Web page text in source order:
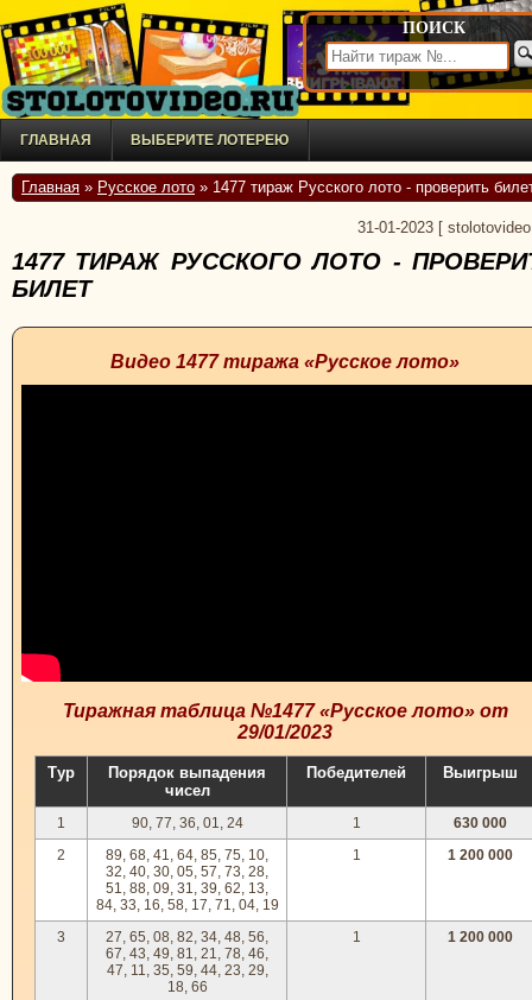
ПОИСК
ГЛАВНАЯ ВЫБЕРИТЕ ЛОТЕРЕЮ
Главная » Русское лото » 1477 тираж Русского лото - проверить
31-01-2023
1477 ТИРАЖ РУССКОГО ЛОТО -
БИЛЕТ
Видео 1477 тиража «Русское лото»
Тиражная таблица №1477 «Русское лото» от
29/01/2023
Тур
Порядок выпадения
чисел
Победителей Выигрыш
1 90, 77, 36, 01, 24 1
630 000
2
89, 68, 41, 64, 85, 75, 10,
32, 40, 30, 05, 57, 73, 28,
51, 88, 09, 31, 39, 62, 13,
84, 33, 16, 58, 17, 71, 04, 19
1 1 200 000
3
27, 65, 08, 82, 34, 48, 56,
67, 43, 49, 81, 21, 78, 46,
47, 11, 35, 59, 44, 23, 29,
18, 66
1 1 200 000